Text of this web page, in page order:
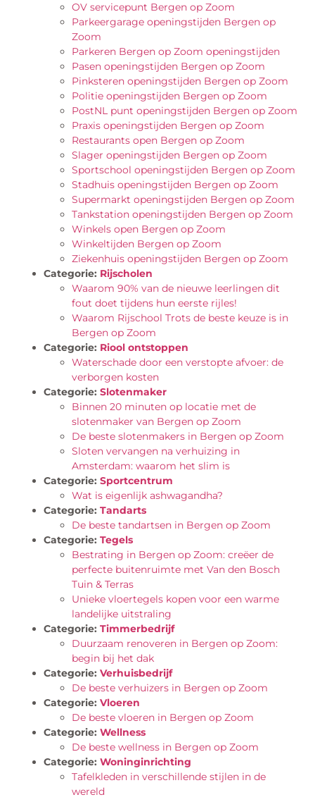
OV servicepunt Bergen op Zoom
Parkeergarage openingstijden Bergen op
Zoom
Parkeren Bergen op Zoom openingstijden
Pasen openingstijden Bergen op Zoom
Pinksteren openingstijden Bergen op Zoom
Politie openingstijden Bergen op Zoom
PostNL punt openingstijden Bergen op Zoom
Praxis openingstijden Bergen op Zoom
Restaurants open Bergen op Zoom
Slager openingstijden Bergen op Zoom
Sportschool openingstijden Bergen op Zoom
Stadhuis openingstijden Bergen op Zoom
Supermarkt openingstijden Bergen op Zoom
Tankstation openingstijden Bergen op Zoom
Winkels open Bergen op Zoom
Winkeltijden Bergen op Zoom
Ziekenhuis openingstijden Bergen op Zoom
Categorie: Rijscholen
Waarom 90% van de nieuwe leerlingen dit
fout doet tijdens hun eerste rijles!
Waarom Rijschool Trots de beste keuze is in
Bergen op Zoom
Categorie: Riool ontstoppen
Waterschade door een verstopte afvoer: de
verborgen kosten
Categorie: Slotenmaker
Binnen 20 minuten op locatie met de
slotenmaker van Bergen op Zoom
De beste slotenmakers in Bergen op Zoom
Sloten vervangen na verhuizing in
Amsterdam: waarom het slim is
Categorie: Sportcentrum
Wat is eigenlijk ashwagandha?
Categorie: Tandarts
De beste tandartsen in Bergen op Zoom
Categorie: Tegels
Bestrating in Bergen op Zoom: creëer de
perfecte buitenruimte met Van den Bosch
Tuin & Terras
Unieke vloertegels kopen voor een warme
landelijke uitstraling
Categorie: Timmerbedrijf
Duurzaam renoveren in Bergen op Zoom:
begin bij het dak
Categorie: Verhuisbedrijf
De beste verhuizers in Bergen op Zoom
Categorie: Vloeren
De beste vloeren in Bergen op Zoom
Categorie: Wellness
De beste wellness in Bergen op Zoom
Categorie: Woninginrichting
Tafelkleden in verschillende stijlen in de
wereld